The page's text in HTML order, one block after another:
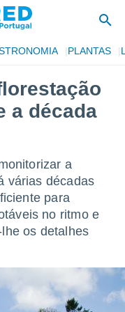
PLANTAS
a década
a
várias décadas
para
no ritmo e
os detalhes